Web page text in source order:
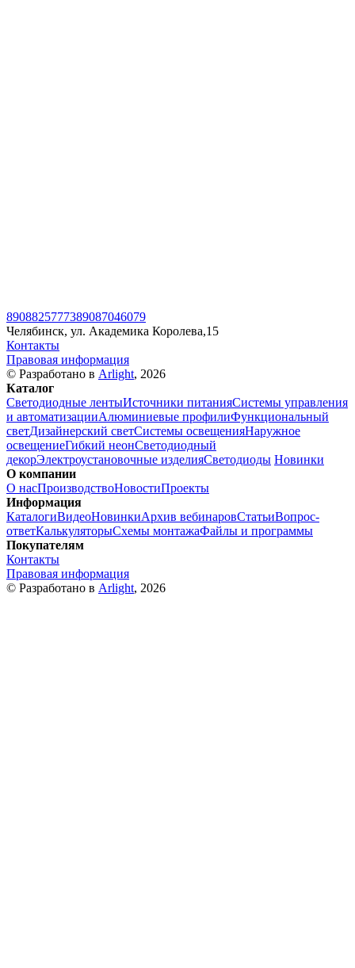
8908825777389087046079
Челябинск, ул. Академика Королева,15
Контакты
Правовая информация
© Разработано в Arlight, 2026
Каталог
Светодиодные лентыИсточники питанияСистемы управления
и автоматизацииАлюминиевые профилиФункциональный
светДизайнерский светСистемы освещенияНаружное
освещениеГибкий неонСветодиодный
декорЭлектроустановочные изделияСветодиоды Новинки
О компании
О насПроизводствоНовостиПроекты
Информация
КаталогиВидеоНовинкиАрхив вебинаровСтатьиВопрос-
ответКалькуляторыСхемы монтажаФайлы и программы
Покупателям
Контакты
Правовая информация
© Разработано в Arlight, 2026